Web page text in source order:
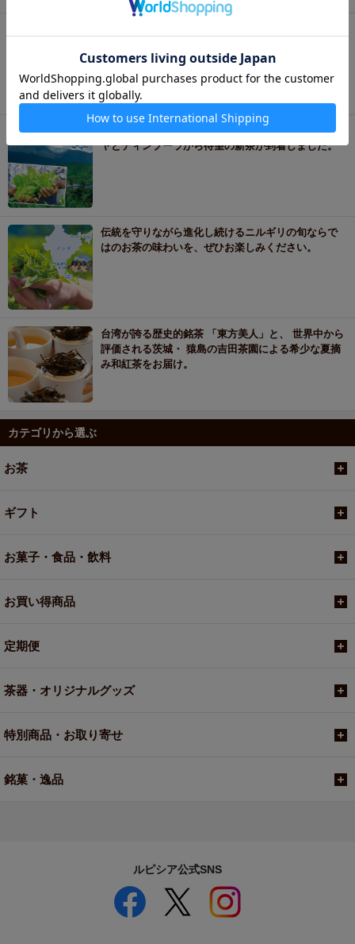
い。
英国式紅茶の島セイロンより、名産地のヌワラエリ
ヤとディンブーラから待望の新茶が到着しました。
伝統を守りながら進化し続けるニルギリの旬ならで
はのお茶の味わいを、ぜひお楽しみください。
台湾が誇る歴史的銘茶 「東方美人」と、 世界中から
評価される茨城・ 猿島の吉田茶園による希少な夏摘
み和紅茶をお届け。
カテゴリから選ぶ
お茶
ギフト
お菓子・食品・飲料
お買い得商品
定期便
茶器・オリジナルグッズ
特別商品・お取り寄せ
銘菓・逸品
ルピシア公式SNS